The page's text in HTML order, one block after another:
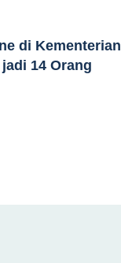
di Kementerian
14 Orang